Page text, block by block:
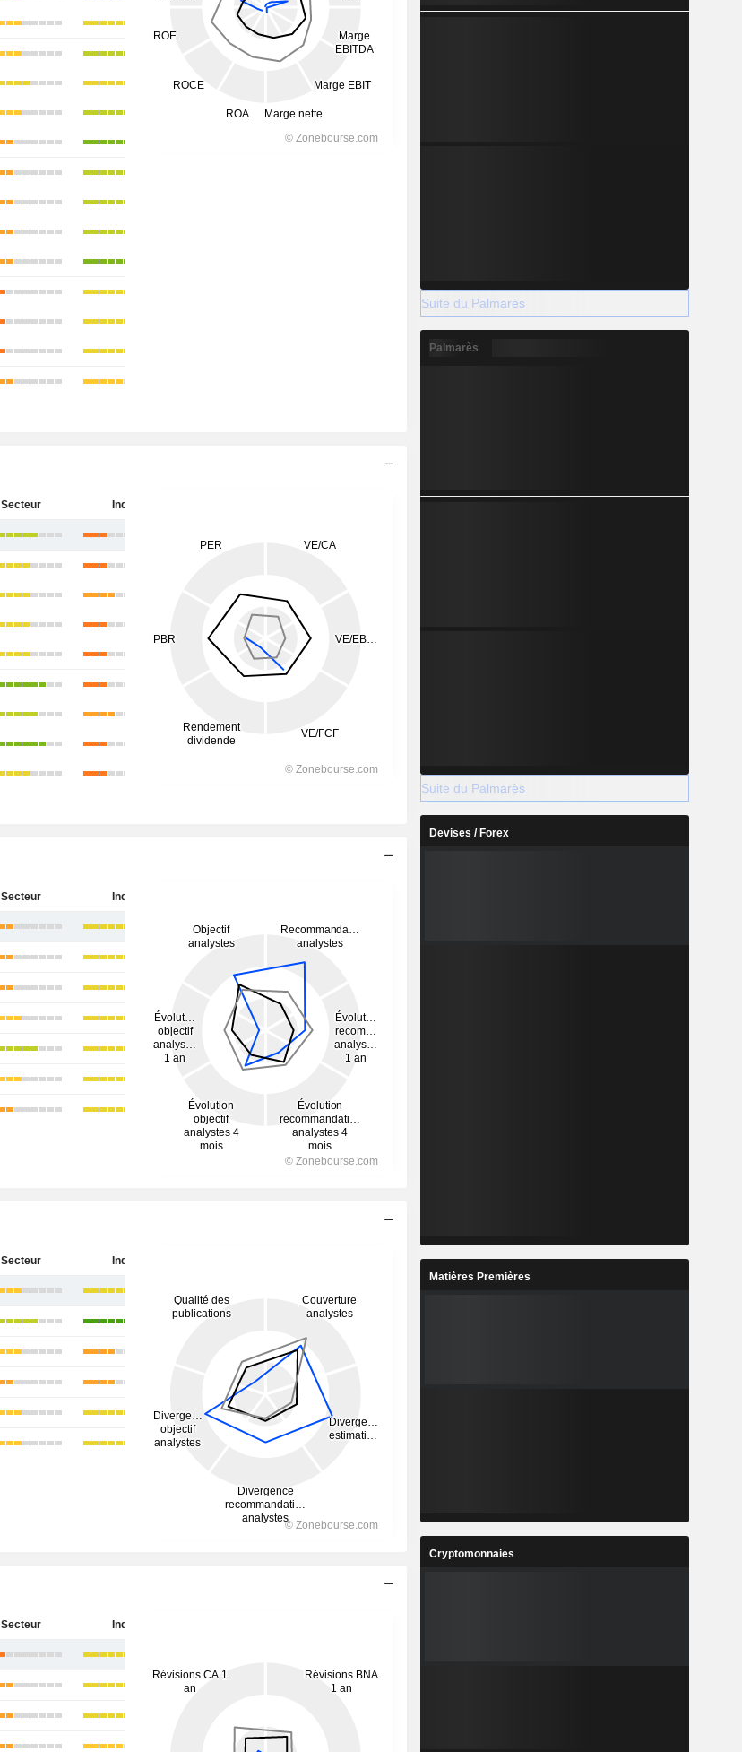
Secteur Inde
Secteur Inde
Secteur Inde
Secteur Inde
Suite du Palmarès
Palmarès
Suite du Palmarès
Devises / Forex
Matières Premières
Cryptomonnaies